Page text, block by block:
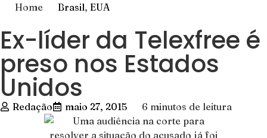
Home Brasil, EUA
Ex-líder da Telexfree é
preso nos Estados
Unidos
Redação maio 27, 2015 6 minutos de leitura